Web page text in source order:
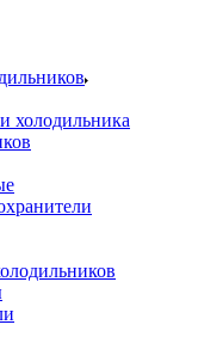
холодильника